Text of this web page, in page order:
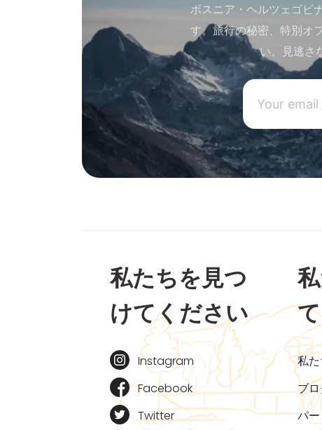
ボスニア・ヘルツェゴビ
す。旅行の秘密、特別オ
い。見逃さ
私たちを見つ
けてください
Instagram
Facebook
Twitter
て
私
ブ
パ